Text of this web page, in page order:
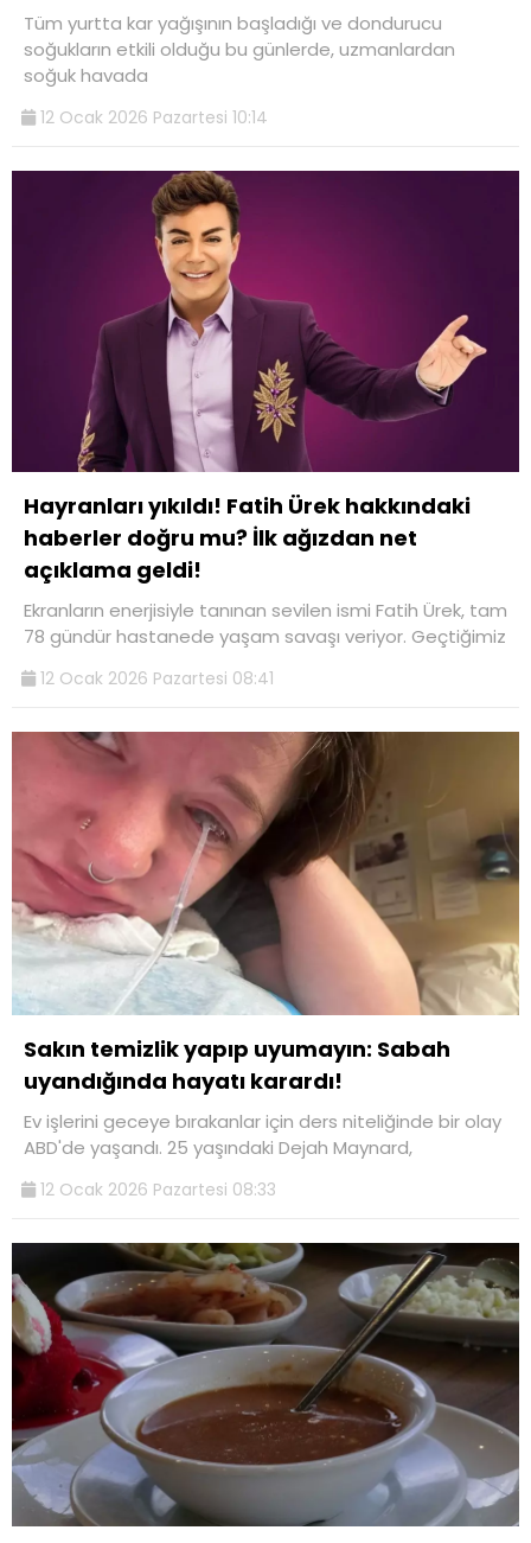
Tüm yurtta kar yağışının başladığı ve dondurucu
soğukların etkili olduğu bu günlerde, uzmanlardan
soğuk havada
12 Ocak 2026 Pazartesi 10:14
Hayranları yıkıldı! Fatih Ürek hakkındaki
haberler doğru mu? İlk ağızdan net
açıklama geldi!
Ekranların enerjisiyle tanınan sevilen ismi Fatih Ürek, tam
78 gündür hastanede yaşam savaşı veriyor. Geçtiğimiz
12 Ocak 2026 Pazartesi 08:41
Sakın temizlik yapıp uyumayın: Sabah
uyandığında hayatı karardı!
Ev işlerini geceye bırakanlar için ders niteliğinde bir olay
ABD'de yaşandı. 25 yaşındaki Dejah Maynard,
12 Ocak 2026 Pazartesi 08:33